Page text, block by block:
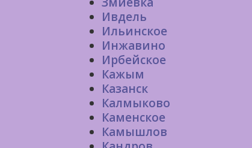
Ивдель
Ильинское
Инжавино
Ирбейское
Кажым
Казанск
Калмыково
Каменское
Камышлов